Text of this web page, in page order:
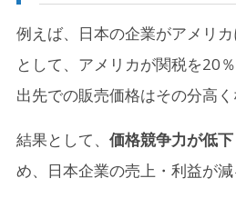
例えば、日本の企業がアメリ
として、アメリカが関税を20
出先での販売価格はその分高く
結果として、 価格競争力が低
め、日本企業の売上・利益が減